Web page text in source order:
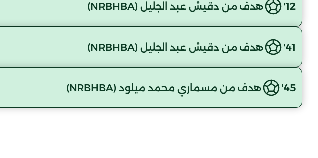
12' هدف من دقيش عبد الجليل (NRBHBA)
41' هدف من دقيش عبد الجليل (NRBHBA)
45' هدف من مسماري محمد ميلود (NRBHBA)